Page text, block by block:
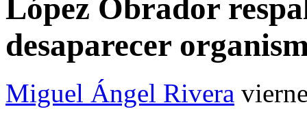
López Obrador
desaparecer
Miguel Ángel Rivera